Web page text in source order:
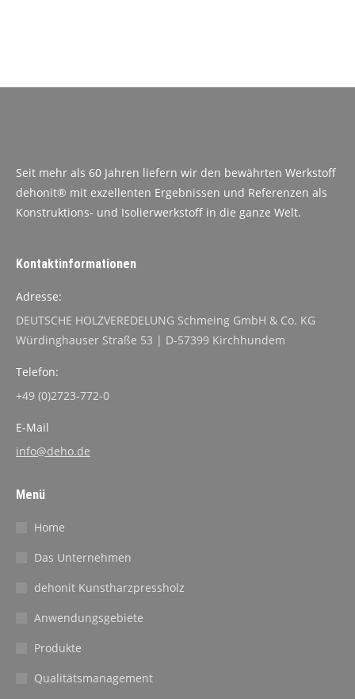
Seit mehr als 60 Jahren liefern wir den bewährten Werkstoff
dehonit® mit exzellenten Ergebnissen und Referenzen als
Konstruktions- und Isolierwerkstoff in die ganze Welt.
Kontaktinformationen
Adresse:
DEUTSCHE HOLZVEREDELUNG Schmeing GmbH & Co. KG
Würdinghauser Straße 53 | D-57399 Kirchhundem
Telefon:
+49 (0)2723-772-0
E-Mail
info@deho.de
Menü
Home
Das Unternehmen
dehonit Kunstharzpressholz
Anwendungsgebiete
Produkte
Qualitätsmanagement